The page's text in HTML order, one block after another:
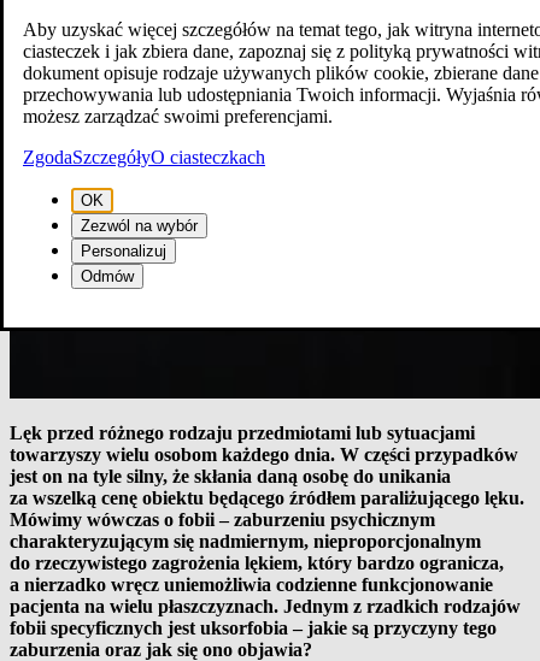
Lęk przed różnego rodzaju przedmiotami lub sytuacjami
towarzyszy wielu osobom każdego dnia. W części przypadków
jest on na tyle silny, że skłania daną osobę do unikania
za wszelką cenę obiektu będącego źródłem paraliżującego lęku.
Mówimy wówczas o fobii – zaburzeniu psychicznym
charakteryzującym się nadmiernym, nieproporcjonalnym
do rzeczywistego zagrożenia lękiem, który bardzo ogranicza,
a nierzadko wręcz uniemożliwia codzienne funkcjonowanie
pacjenta na wielu płaszczyznach. Jednym z rzadkich rodzajów
fobii specyficznych jest uksorfobia – jakie są przyczyny tego
zaburzenia oraz jak się ono objawia?
Aby uzyskać więcej szczegółów na temat tego, jak witryna
ciasteczek i jak zbiera dane, zapoznaj się z polityką prywatności
dokument opisuje rodzaje używanych plików cookie, zbierane
przechowywania lub udostępniania Twoich informacji. Wyjaśnia
możesz zarządzać swoimi preferencjami.
ZgodaSzczegółyO ciasteczkach
OK
Zezwól na wybór
Personalizuj
Odmów